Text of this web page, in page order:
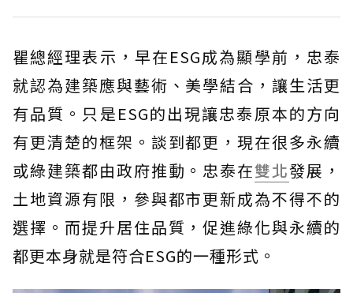
瞿總經理表示，早在ESG成為顯學前，忠泰
就認為建築應與藝術、美學結合，讓生活更
有品質。只是ESG的出現讓忠泰原本的方向
有更清楚的框架。談到都更，現在很多永續
或綠建築都由政府推動。忠泰在雙北發展，
土地資源有限，參與都市更新成為不得不的
選擇。而提升居住品質，促進綠化與永續的
都更本身就是符合ESG的一種形式。